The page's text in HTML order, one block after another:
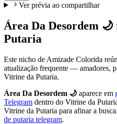
Ver prévia ao compartilhar
Área Da Desordem
Putaria
Este nicho de Amizade Colorida
atualização frequente — amadores,
Vitrine da Putaria.
Área Da Desordem 🌙 aparece em
Telegram dentro do Vitrine da
Vitrine da Putaria para afinar a
de putaria telegram.